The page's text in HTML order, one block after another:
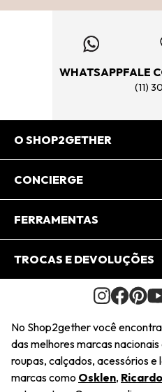
WHATSAPPFALE
(11)
O SHOP2GETHER
Sobre Nós
Journal
Saiu na Mídia
Sustentabilidade
CONCIERGE
Central de Relacionamento
Regulamento e Promoções
FERRAMENTAS
Minha Conta
Pedido de Presente
Wishlist
TROCAS E DEVOLUÇÕES
Condições Gerais
Troca Fácil
Restituição de Pagamento
No Shop2gether você
das melhores marcas
roupas, calçados, acessórios
marcas como Osklen,